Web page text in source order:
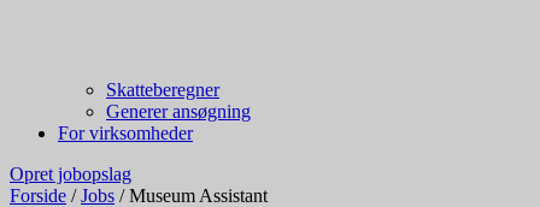
Skatteberegner
Generer ansøgning
For virksomheder
Opret jobopslag
Forside / Jobs / Museum Assistant